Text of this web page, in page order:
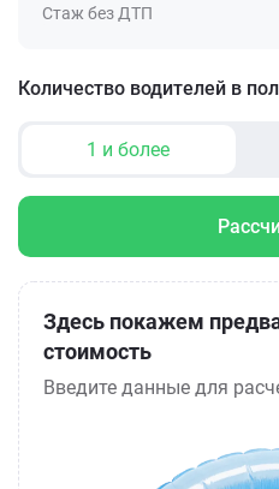
Стаж без ДТП
Количество водителей в
1 и более
Здесь покажем
стоимость
Введите данные для